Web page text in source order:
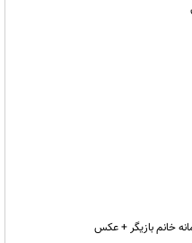
خانم بازیگر + عکس